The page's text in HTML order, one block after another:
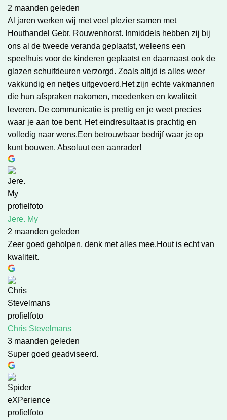
2 maanden geleden
Al jaren werken wij met veel plezier samen met
Houthandel Gebr. Rouwenhorst. Inmiddels hebben zij bij
ons al de tweede veranda geplaatst, weleens een
speelhuis voor de kinderen geplaatst en daarnaast ook de
glazen schuifdeuren verzorgd. Zoals altijd is alles weer
vakkundig en netjes uitgevoerd.Het zijn echte vakmannen
die hun afspraken nakomen, meedenken en kwaliteit
leveren. De communicatie is prettig en je weet precies
waar je aan toe bent. Het eindresultaat is prachtig en
volledig naar wens.Een betrouwbaar bedrijf waar je op
kunt bouwen. Absoluut een aanrader!
Jere. My
2 maanden geleden
Zeer goed geholpen, denk met alles mee.Hout is echt van
kwaliteit.
Chris Stevelmans
3 maanden geleden
Super goed geadviseerd.